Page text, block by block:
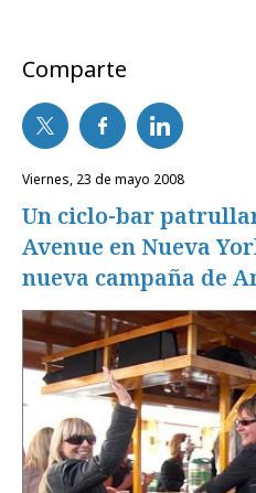
Comparte
viernes, 23 de mayo 2008
Un ciclo-bar
Avenue en Nueva
nueva campaña de